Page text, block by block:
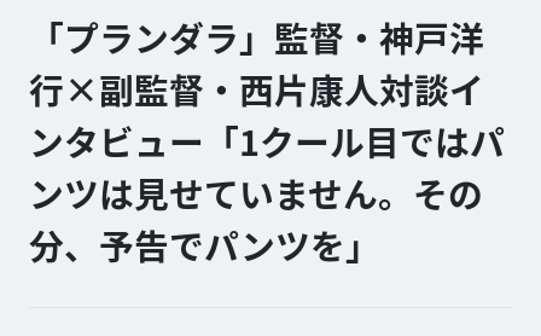
「プランダラ」監督・神戸洋
行×副監督・西片康人対談イ
ンタビュー「1クール目ではパ
ンツは見せていません。その
分、予告でパンツを」